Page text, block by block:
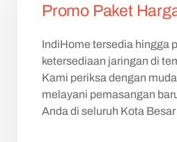
Promo Paket
IndiHome tersedia hingga
ketersediaan jaringan di
Kami periksa dengan
melayani pemasangan
Anda di seluruh Kota